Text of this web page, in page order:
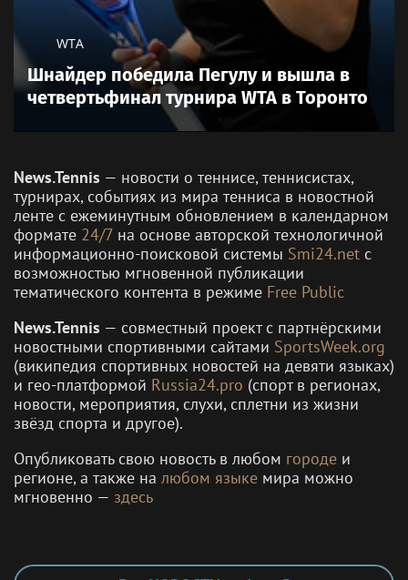
WTA
Шнайдер победила Пегулу и вышла в
четвертьфинал турнира WTA в Торонто
News.Tennis — новости о теннисе, теннисистах,
турнирах, событиях из мира тенниса в новостной
ленте с ежеминутным обновлением в календарном
формате 24/7 на основе авторской технологичной
информационно-поисковой системы Smi24.net с
возможностью мгновенной публикации
тематического контента в режиме Free Public
News.Tennis — совместный проект с партнёрскими
новостными спортивными сайтами SportsWeek.org
(википедия спортивных новостей на девяти языках)
и гео-платформой Russia24.pro (спорт в регионах,
новости, мероприятия, слухи, сплетни из жизни
звёзд спорта и другое).
Опубликовать свою новость в любом городе и
регионе, а также на любом языке мира можно
мгновенно — здесь